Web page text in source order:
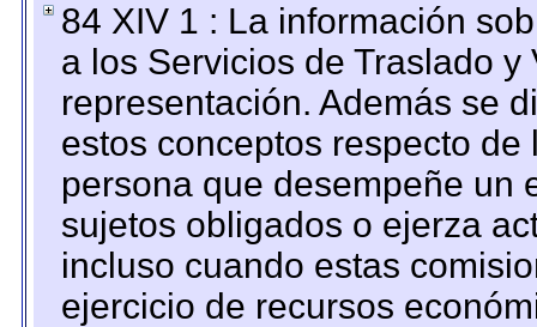
84 XIV 1 : La información
a los Servicios de Traslado
representación. Además se
estos conceptos respecto
persona que desempeñe un
sujetos obligados o ejerza
incluso cuando estas
ejercicio de recursos